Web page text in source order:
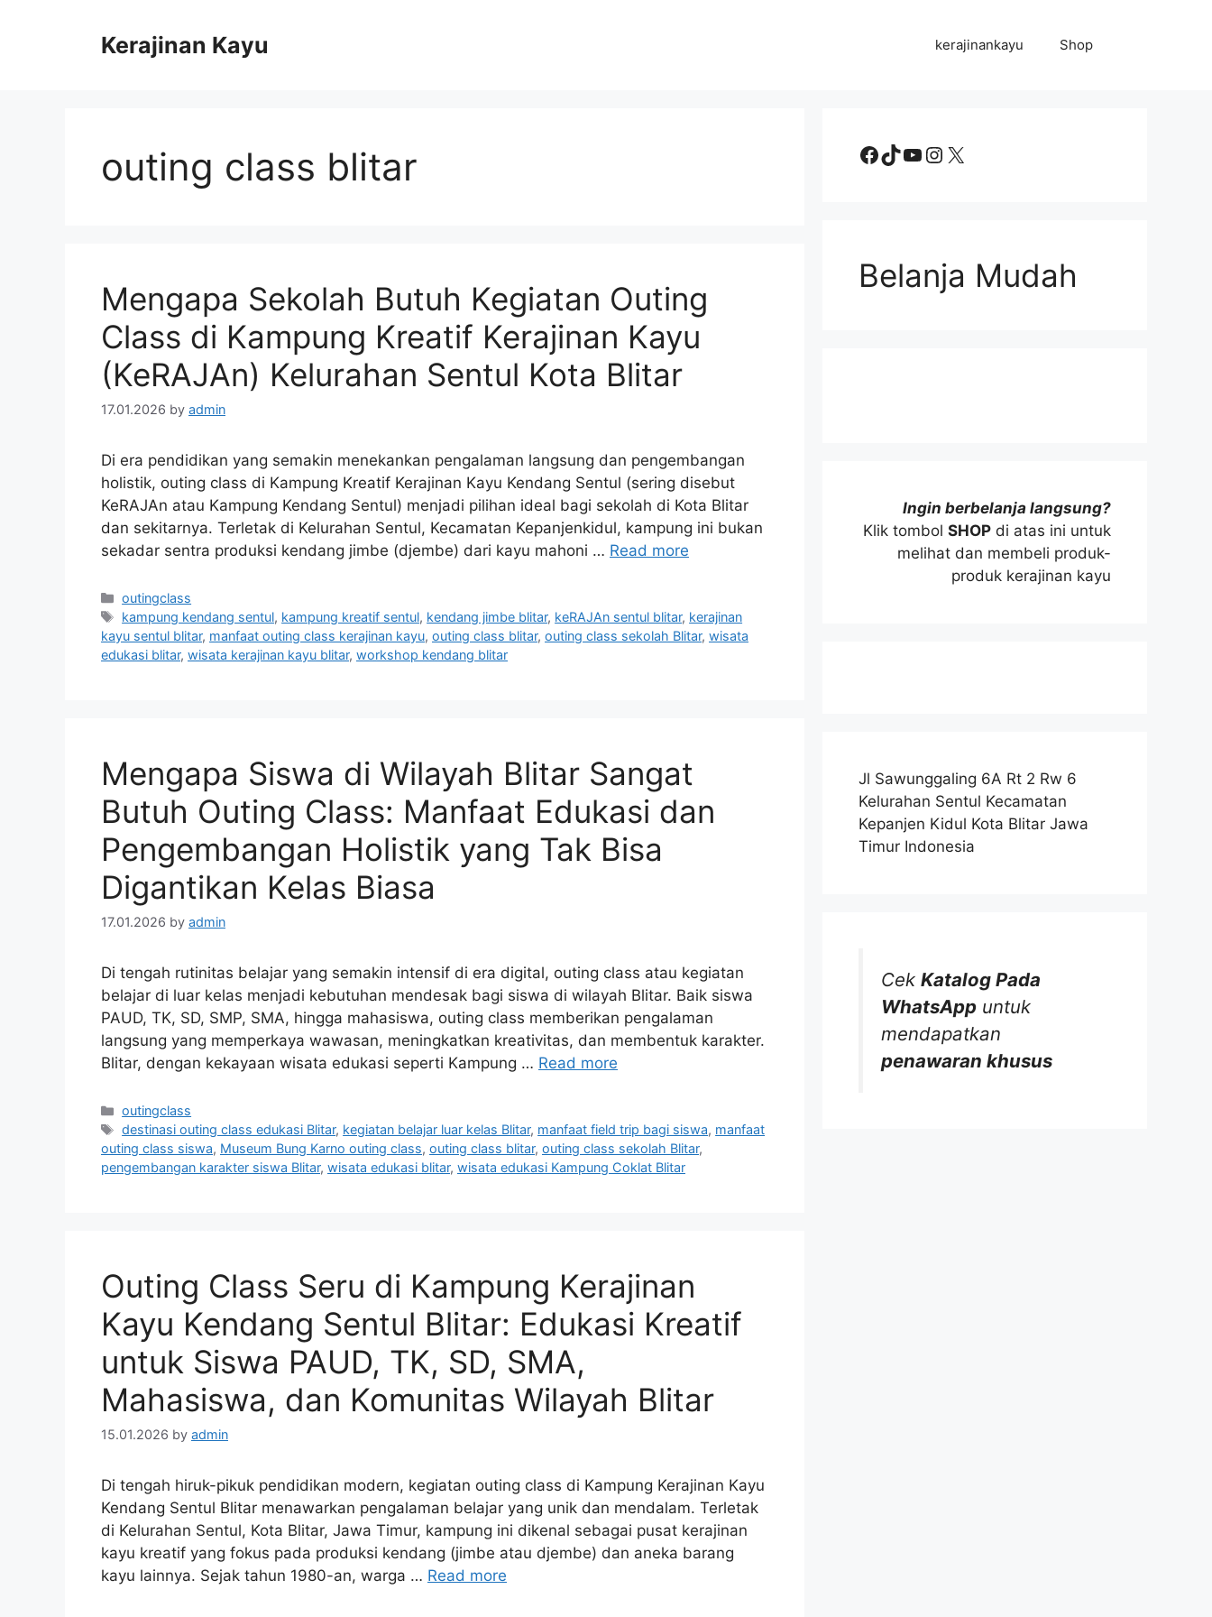
Kerajinan Kayu kerajinankayu Shop
outing class blitar
Mengapa Sekolah Butuh Kegiatan Outing
Class di Kampung Kreatif Kerajinan Kayu
(KeRAJAn) Kelurahan Sentul Kota Blitar
17.01.2026 by admin
Di era pendidikan yang semakin menekankan pengalaman langsung dan pengembangan
holistik, outing class di Kampung Kreatif Kerajinan Kayu Kendang Sentul (sering disebut
KeRAJAn atau Kampung Kendang Sentul) menjadi pilihan ideal bagi sekolah di Kota Blitar
dan sekitarnya. Terletak di Kelurahan Sentul, Kecamatan Kepanjenkidul, kampung ini bukan
sekadar sentra produksi kendang jimbe (djembe) dari kayu mahoni … Read more
Categories
outingclass
Tags
kampung kendang sentul, kampung kreatif sentul, kendang jimbe blitar, keRAJAn sentul blitar, kerajinan
kayu sentul blitar, manfaat outing class kerajinan kayu, outing class blitar, outing class sekolah Blitar, wisata
edukasi blitar, wisata kerajinan kayu blitar, workshop kendang blitar
Mengapa Siswa di Wilayah Blitar Sangat
Butuh Outing Class: Manfaat Edukasi dan
Pengembangan Holistik yang Tak Bisa
Digantikan Kelas Biasa
17.01.2026 by admin
Di tengah rutinitas belajar yang semakin intensif di era digital, outing class atau kegiatan
belajar di luar kelas menjadi kebutuhan mendesak bagi siswa di wilayah Blitar. Baik siswa
PAUD, TK, SD, SMP, SMA, hingga mahasiswa, outing class memberikan pengalaman
langsung yang memperkaya wawasan, meningkatkan kreativitas, dan membentuk karakter.
Blitar, dengan kekayaan wisata edukasi seperti Kampung … Read more
Categories
outingclass
Tags
destinasi outing class edukasi Blitar, kegiatan belajar luar kelas Blitar, manfaat field trip bagi siswa, manfaat
outing class siswa, Museum Bung Karno outing class, outing class blitar, outing class sekolah Blitar,
pengembangan karakter siswa Blitar, wisata edukasi blitar, wisata edukasi Kampung Coklat Blitar
Outing Class Seru di Kampung Kerajinan
Kayu Kendang Sentul Blitar: Edukasi Kreatif
untuk Siswa PAUD, TK, SD, SMA,
Mahasiswa, dan Komunitas Wilayah Blitar
15.01.2026 by admin
Di tengah hiruk-pikuk pendidikan modern, kegiatan outing class di Kampung Kerajinan Kayu
Kendang Sentul Blitar menawarkan pengalaman belajar yang unik dan mendalam. Terletak
di Kelurahan Sentul, Kota Blitar, Jawa Timur, kampung ini dikenal sebagai pusat kerajinan
kayu kreatif yang fokus pada produksi kendang (jimbe atau djembe) dan aneka barang
kayu lainnya. Sejak tahun 1980-an, warga … Read more
Facebook
TikTok
YouTube
Instagram
X
Belanja Mudah
Ingin berbelanja langsung?
Klik tombol SHOP di atas ini untuk
melihat dan membeli produk-
produk kerajinan kayu
Jl Sawunggaling 6A Rt 2 Rw 6
Kelurahan Sentul Kecamatan
Kepanjen Kidul Kota Blitar Jawa
Timur Indonesia
Cek Katalog Pada
WhatsApp untuk
mendapatkan
penawaran khusus